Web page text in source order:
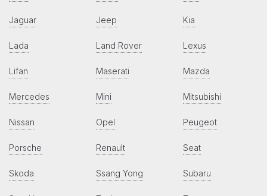
Jaguar Jeep Kia
Lada Land Rover Lexus
Lifan Maserati Mazda
Mercedes Mini Mitsubishi
Nissan Opel Peugeot
Porsche Renault Seat
Skoda Ssang Yong Subaru